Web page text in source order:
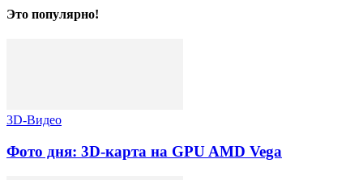
Это популярно!
3D-Видео
Фото дня: 3D-карта на GPU AMD Vega